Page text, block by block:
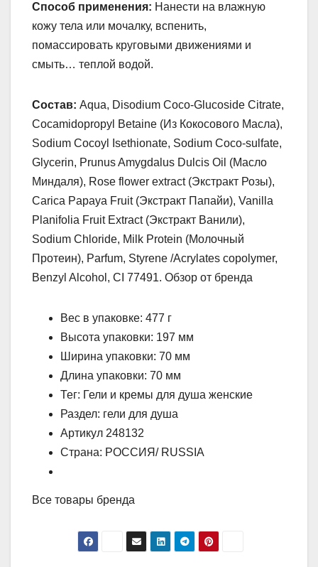
Способ применения: Нанести на влажную
кожу тела или мочалку, вспенить,
помассировать круговыми движениями и
смыть… теплой водой.
Состав: Aqua, Disodium Coco-Glucoside Citrate,
Cocamidopropyl Betaine (Из Кокосового Масла),
Sodium Cocoyl Isethionate, Sodium Coco-sulfate,
Glycerin, Prunus Amygdalus Dulcis Oil (Масло
Миндаля), Rose flower extract (Экстракт Розы),
Carica Papaya Fruit (Экстракт Папайи), Vanilla
Planifolia Fruit Extract (Экстракт Ванили),
Sodium Chloride, Milk Protein (Молочный
Протеин), Parfum, Styrene /Acrylates copolymer,
Benzyl Alcohol, CI 77491. Обзор от бренда
Вес в упаковке: 477 г
Высота упаковки: 197 мм
Ширина упаковки: 70 мм
Длина упаковки: 70 мм
Тег: Гели и кремы для душа женские
Раздел: гели для душа
Артикул 248132
Страна: РОССИЯ/ RUSSIA
Все товары бренда